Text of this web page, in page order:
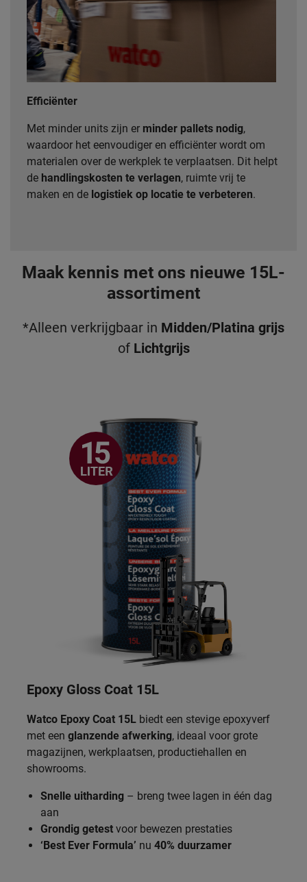
Efficiënter
Met minder units zijn er minder pallets nodig,
waardoor het eenvoudiger en efficiënter wordt om
materialen over de werkplek te verplaatsen. Dit helpt
de handlingskosten te verlagen, ruimte vrij te
maken en de logistiek op locatie te verbeteren.
Maak kennis met ons nieuwe 15L-
assortiment
*Alleen verkrijgbaar in Midden/Platina grijs
of Lichtgrijs
Epoxy Gloss Coat 15L
Watco Epoxy Coat 15L biedt een stevige epoxyverf
met een glanzende afwerking, ideaal voor grote
magazijnen, werkplaatsen, productiehallen en
showrooms.
Snelle uitharding – breng twee lagen in één dag
aan
Grondig getest voor bewezen prestaties
‘Best Ever Formula’ nu 40% duurzamer